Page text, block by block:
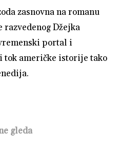
zasnovna na romanu
Džejka
portal i
tok američke istorije tako
gleda